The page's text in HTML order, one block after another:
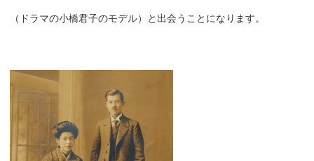
（ドラマの小橋君子のモデル）と出会うことになります。